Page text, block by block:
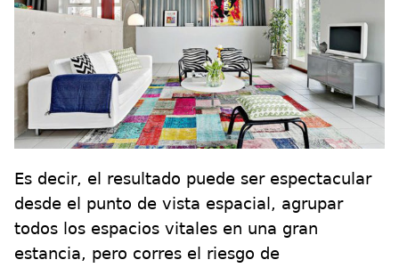
Es decir, el resultado puede ser espectacular
desde el punto de vista espacial, agrupar
todos los espacios vitales en una gran
estancia, pero corres el riesgo de